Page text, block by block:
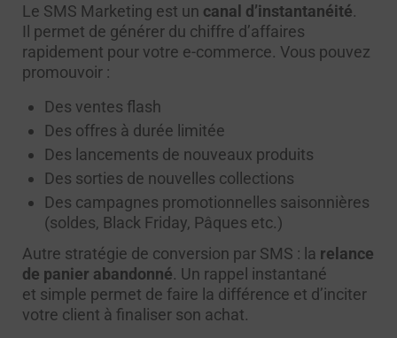
Le SMS Marketing est un canal d’instantanéité.
Il permet de générer du chiffre d’affaires
rapidement pour votre e-commerce. Vous pouvez
promouvoir :
Des ventes flash
Des offres à durée limitée
Des lancements de nouveaux produits
Des sorties de nouvelles collections
Des campagnes promotionnelles saisonnières
(soldes, Black Friday, Pâques etc.)
Autre stratégie de conversion par SMS : la relance
de panier abandonné. Un rappel instantané
et simple permet de faire la différence et d’inciter
votre client à finaliser son achat.